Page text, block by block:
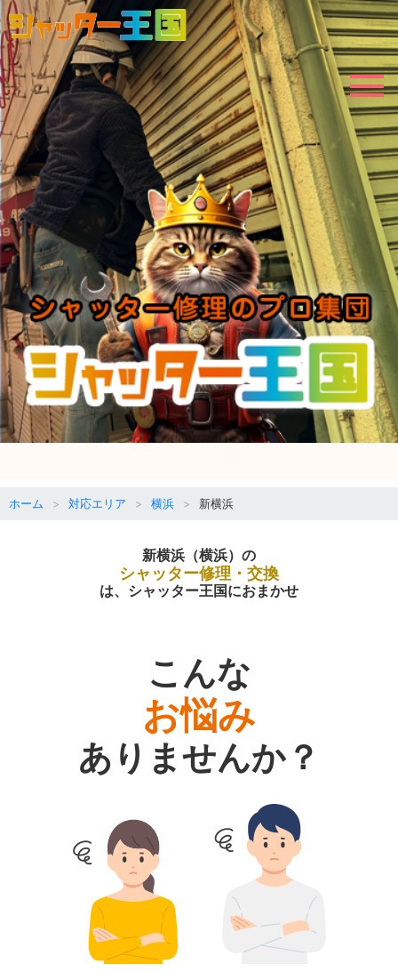
ホーム 対応エリア 横浜 新横浜
新横浜（横浜）の
シャッター修理・交換
は、シャッター王国におまかせ
こんな
お悩み
ありませんか？